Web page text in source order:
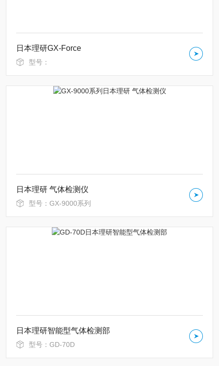
日本理研GX-Force
型号：
日本理研 气体检测仪
型号：GX-9000系列
日本理研智能型气体检测部
型号：GD-70D